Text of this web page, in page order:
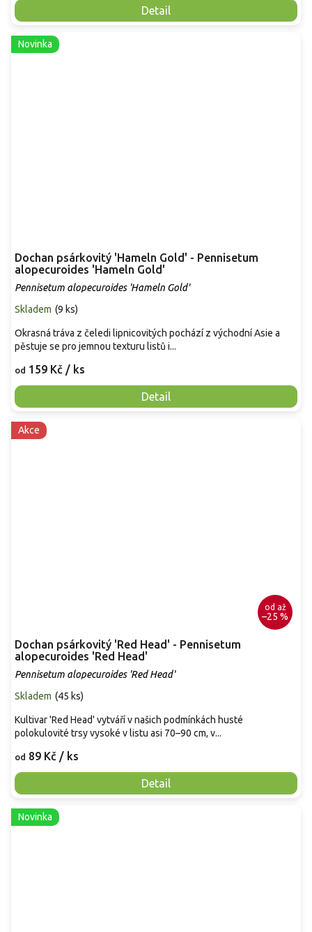
Detail
Novinka
Dochan psárkovitý 'Hameln Gold' - Pennisetum
alopecuroides 'Hameln Gold'
Pennisetum alopecuroides 'Hameln Gold'
Skladem (9 ks)
od 159 Kč / ks
Detail
Okrasná tráva z čeledi lipnicovitých pochází z východní Asie a
pěstuje se pro jemnou texturu listů i...
Akce
od až
–25 %
Dochan psárkovitý 'Red Head' - Pennisetum
alopecuroides 'Red Head'
Pennisetum alopecuroides 'Red Head'
Skladem (45 ks)
od 89 Kč / ks
Detail
Kultivar 'Red Head' vytváří v našich podmínkách husté
polokulovité trsy vysoké v listu asi 70–90 cm, v...
Novinka